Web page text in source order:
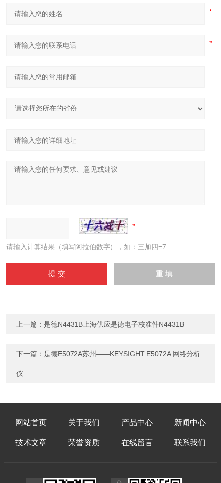
请输入计算结果（填写阿拉伯数字），如：三加四=7
上一篇：是德N4431B上海供应是德电子校准件N4431B
下一篇：是德E5072A苏州——KEYSIGHT E5072A 网络分析
仪
网站首页 关于我们 产品中心 新闻中心
技术文章 荣誉资质 在线留言 联系我们